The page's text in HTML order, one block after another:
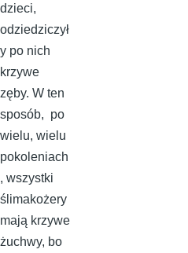
dzieci,
odziedziczył
y po nich
krzywe
zęby. W ten
sposób, po
wielu, wielu
pokoleniach
, wszystki
ślimakożery
mają krzywe
żuchwy, bo